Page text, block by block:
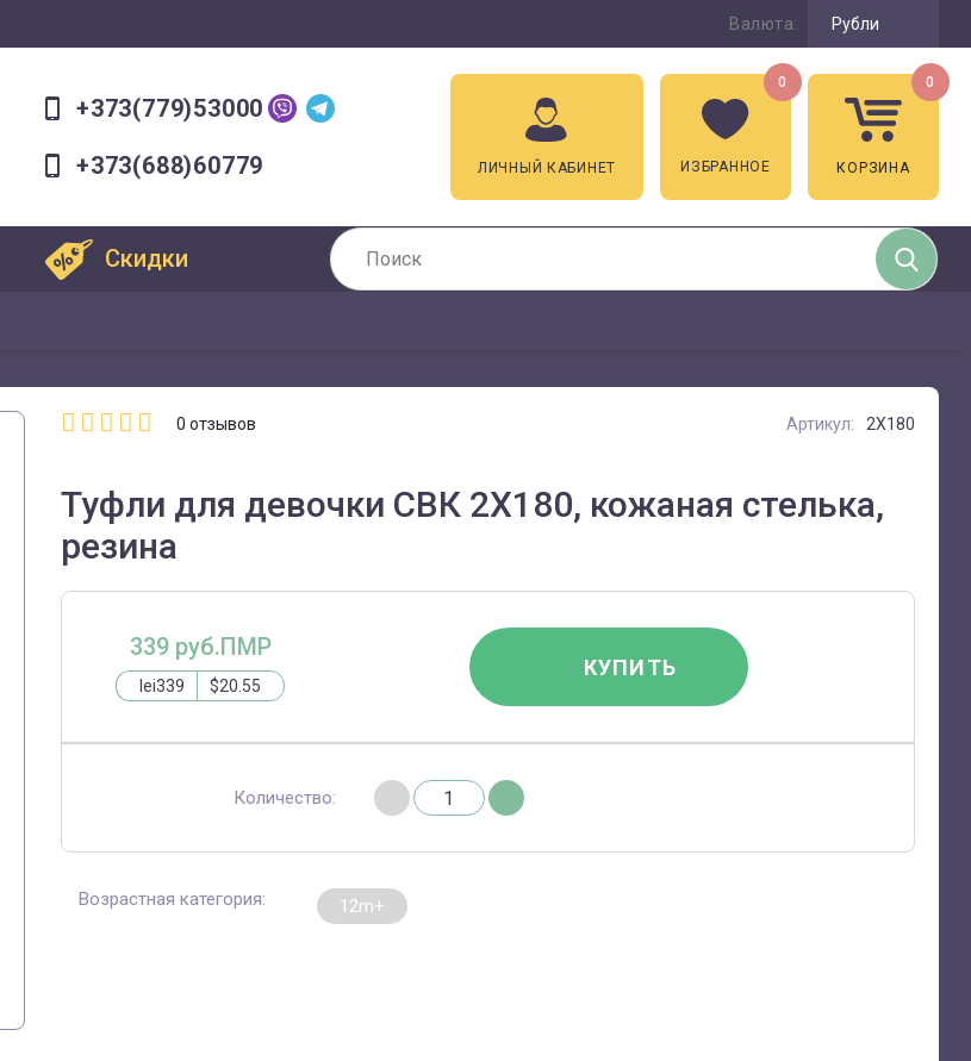
Валюта: Рубли
+373(779)53000
+373(688)60779 ЛИЧНЫЙ КАБИНЕТ ИЗБРАННОЕ
0
КОРЗИНА
0
Скидки
0отзывов Артикул: 2X180
Туфли для девочки СВК 2X180, кожаная стелька,
резина
339 руб.ПМР
lei339 $20.55
КУПИТЬ
Количество:
Возрастная категория: 12m+